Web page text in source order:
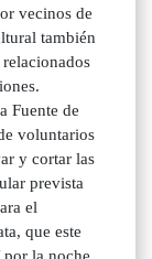
vecinos de
también
Fuente de
voluntarios
y cortar las
prevista
el
que este